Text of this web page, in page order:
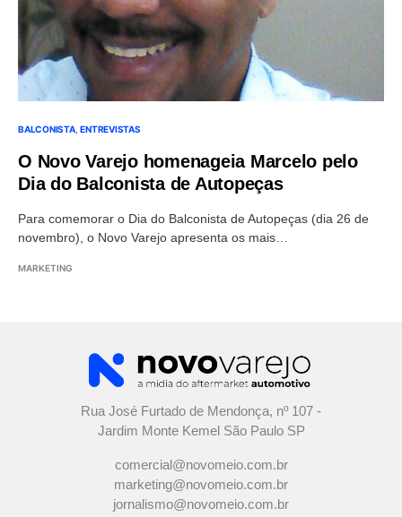
BALCONISTA ENTREVISTAS
O Novo Varejo homenageia Marcelo pelo
Dia do Balconista de Autopeças
Para comemorar o Dia do Balconista de Autopeças (dia 26 de
novembro), o Novo Varejo apresenta os mais…
MARKETING
Rua José Furtado de Mendonça, nº 107 -
Jardim Monte Kemel São Paulo SP
comercial@novomeio.com.br
marketing@novomeio.com.br
jornalismo@novomeio.com.br